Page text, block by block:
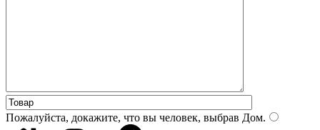
Пожалуйста, докажите, что вы человек, выбрав Дом.